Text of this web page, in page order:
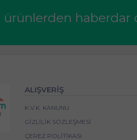
haberdar
ALIŞVERİŞ
K.V.K. KANUNU
GIZLILIK SÖZLEŞMESI
ÇEREZ POLITIKASI